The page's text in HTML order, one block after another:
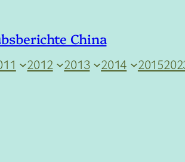
China
2012 2013 2014 2015